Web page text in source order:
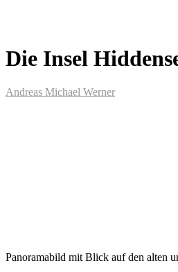
Die Insel
Andreas Michael Werner
Panoramabild mit Blick auf den alten